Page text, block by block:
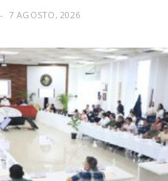
7 AGOSTO, 2026